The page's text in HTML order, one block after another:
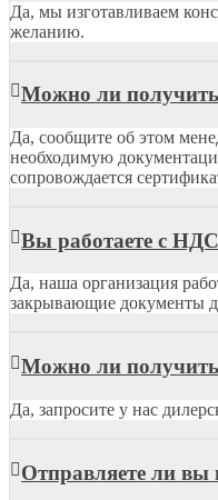
Да, мы изготавливаем
желанию.
Можно ли получить
Да, сообщите об этом
необходимую
сопровождается
Вы работаете с
Да, наша организация
закрывающие документы
Можно ли
Да, запросите у нас
Отправляете ли вы